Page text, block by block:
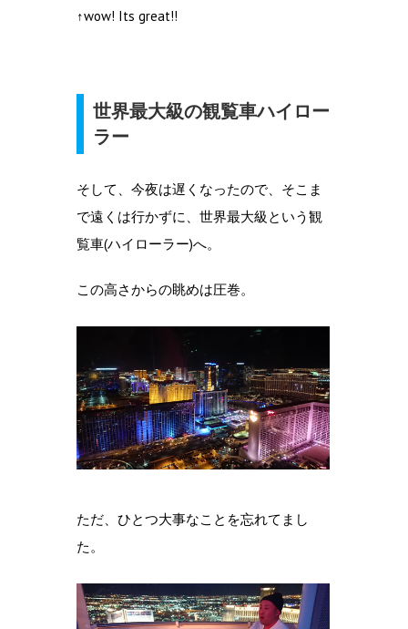
↑wow! Its great!!
世界最大級の観覧車ハイロー
ラー
そして、今夜は遅くなったので、そこま
で遠くは行かずに、世界最大級という観
覧車(ハイローラー)へ。
この高さからの眺めは圧巻。
ただ、ひとつ大事なことを忘れてまし
た。